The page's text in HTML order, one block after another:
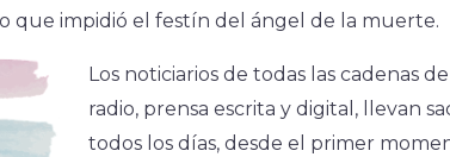
que impidió el festín del ángel de la muerte.
Los noticiarios de todas las cadenas
radio, prensa escrita y digital, llevan
todos los días, desde el primer